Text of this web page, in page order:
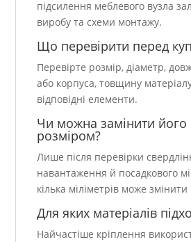
підсилення меблевого вузла
виробу та схеми монтажу.
Що перевірити перед
Перевірте розмір, діаметр,
або корпуса, товщину матеріалу
відповідні елементи.
Чи можна замінити
розміром?
Лише після перевірки
навантаження й посадкового
кілька міліметрів може змінити
Для яких матеріалів
Найчастіше кріплення